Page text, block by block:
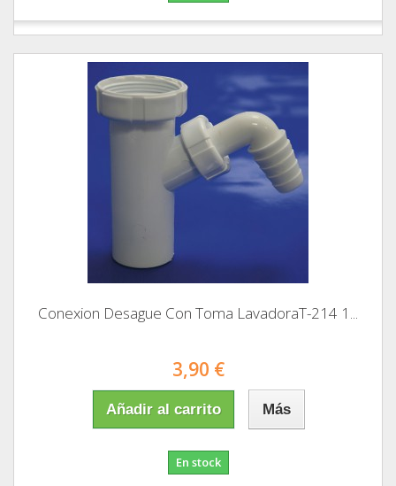
Conexion Desague Con Toma LavadoraT-214 1...
3,90 €
Añadir al carrito Más
En stock